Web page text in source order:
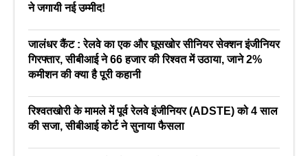
ने जगायी नई उम्मीद!
जालंधर कैंट : रेलवे का एक और घूसखोर सीनियर सेक्शन इंजीनियर
गिरफ्तार, सीबीआई ने 66 हजार की रिश्वत में उठाया, जाने 2%
कमीशन की क्या है पूरी कहानी
रिश्वतखोरी के मामले में पूर्व रेलवे इंजीनियर (ADSTE) को 4 साल
की सजा, सीबीआई कोर्ट ने सुनाया फैसला